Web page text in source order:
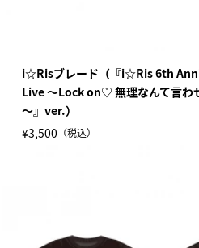
i☆Risブレード（『i☆Ris 6th
Live ～Lock on♡ 無理なんて言わ
～』ver.）
¥3,500 （税込）